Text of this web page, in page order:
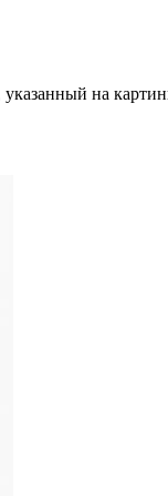
указанный на